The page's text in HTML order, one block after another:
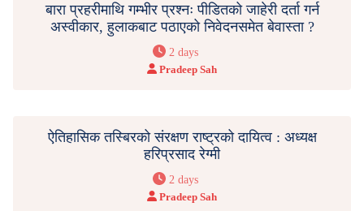
बारा प्रहरीमाथि गम्भीर प्रश्नः पीडितको जाहेरी दर्ता गर्न
अस्वीकार, हुलाकबाट पठाएको निवेदनसमेत बेवास्ता ?
2 days
Pradeep Sah
ऐतिहासिक तस्बिरको संरक्षण राष्ट्रको दायित्व : अध्यक्ष
हरिप्रसाद रेग्मी
2 days
Pradeep Sah